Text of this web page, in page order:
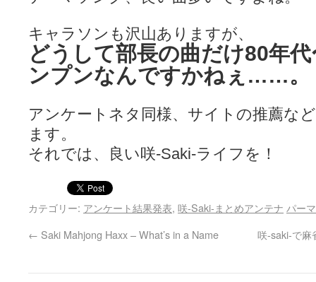
キャラソンも沢山ありますが、
どうして部長の曲だけ80年
ンプンなんですかねぇ……。
アンケートネタ同様、サイトの推薦な
ます。
それでは、良い咲-Saki-ライフを！
カテゴリー: アンケート結果発表, 咲-Saki-まとめアンテナ パー
← Saki Mahjong Haxx – What’s in a Name 咲-saki-で麻